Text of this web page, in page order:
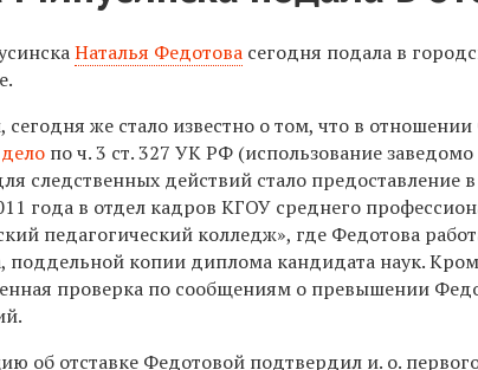
Наталья Федотова сегодня подала в
же стало известно о том, что в
по ч. 3 ст. 327 УК РФ (использование
следственных действий стало предоставление
года в отдел кадров КГОУ среднего
педагогический колледж», где Федотова
поддельной копии диплома кандидата наук.
проверка по сообщениям о превышении
об отставке Федотовой подтвердил и. о.